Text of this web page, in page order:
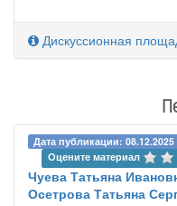
Дискуссионная
Дата публикации: 08.12.2025
Оцените материал
Чуева Татьяна
Осетрова Татьяна